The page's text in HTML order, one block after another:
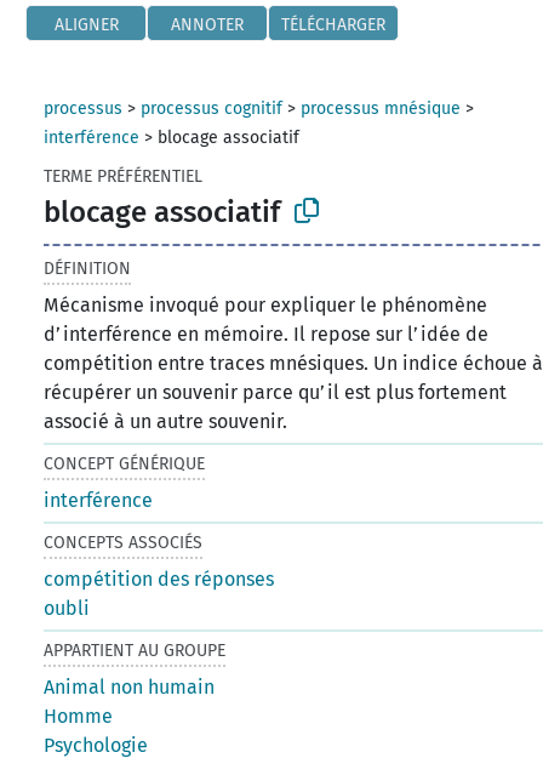
ALIGNER ANNOTER TÉLÉCHARGER
processus > processus cognitif> processus mnésique >
interférence > blocage associatif
TERME PRÉFÉRENTIEL
blocage associatif
DÉFINITION
Mécanisme invoqué pour expliquer le phénomène
d’interférence en mémoire. Il repose sur l’idée de
compétition entre traces mnésiques. Un indice échoue à
récupérer un souvenir parce qu’il est plus fortement
associé à un autre souvenir.
CONCEPT GÉNÉRIQUE
interférence
CONCEPTS ASSOCIÉS
compétition des réponses
oubli
APPARTIENT AU GROUPE
Animal non humain
Homme
Psychologie